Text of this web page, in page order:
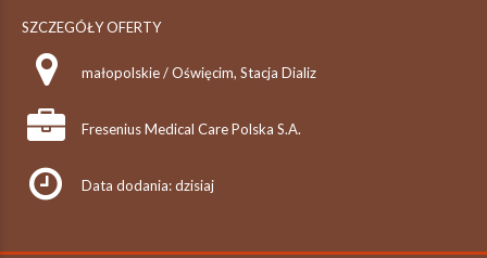
SZCZEGÓŁY OFERTY
małopolskie / Oświęcim, Stacja Dializ
Fresenius Medical Care Polska S.A.
Data dodania: dzisiaj